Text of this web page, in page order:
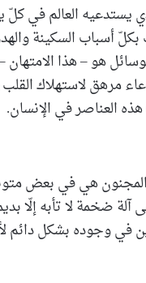
يستدعيه العالم في
أسباب السكينة
هو – هذا
مرهق لاستهلاك
العناصر في الإنسان.
هي في بعض
آلة ضخمة لا تأبه إلّا
في وجوده بشكل